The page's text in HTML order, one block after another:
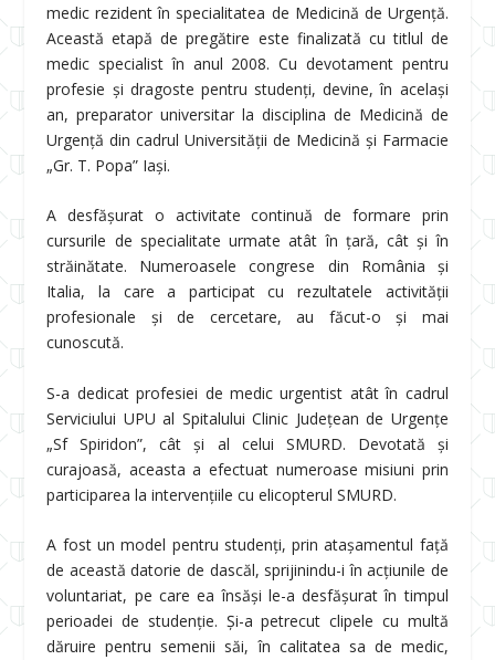
medic rezident în specialitatea de Medicină de Urgență.
Această etapă de pregătire este finalizată cu titlul de
medic specialist în anul 2008. Cu devotament pentru
profesie și dragoste pentru studenți, devine, în același
an, preparator universitar la disciplina de Medicină de
Urgență din cadrul Universității de Medicină și Farmacie
„Gr. T. Popa” Iași.
A desfășurat o activitate continuă de formare prin
cursurile de specialitate urmate atât în țară, cât și în
străinătate. Numeroasele congrese din România și
Italia, la care a participat cu rezultatele activității
profesionale și de cercetare, au făcut-o și mai
cunoscută.
S-a dedicat profesiei de medic urgentist atât în cadrul
Serviciului UPU al Spitalului Clinic Județean de Urgențe
„Sf Spiridon”, cât și al celui SMURD. Devotată și
curajoasă, aceasta a efectuat numeroase misiuni prin
participarea la intervențiile cu elicopterul SMURD.
A fost un model pentru studenți, prin atașamentul față
de această datorie de dascăl, sprijinindu-i în acțiunile de
voluntariat, pe care ea însăși le-a desfășurat în timpul
perioadei de studenție. Și-a petrecut clipele cu multă
dăruire pentru semenii săi, în calitatea sa de medic,